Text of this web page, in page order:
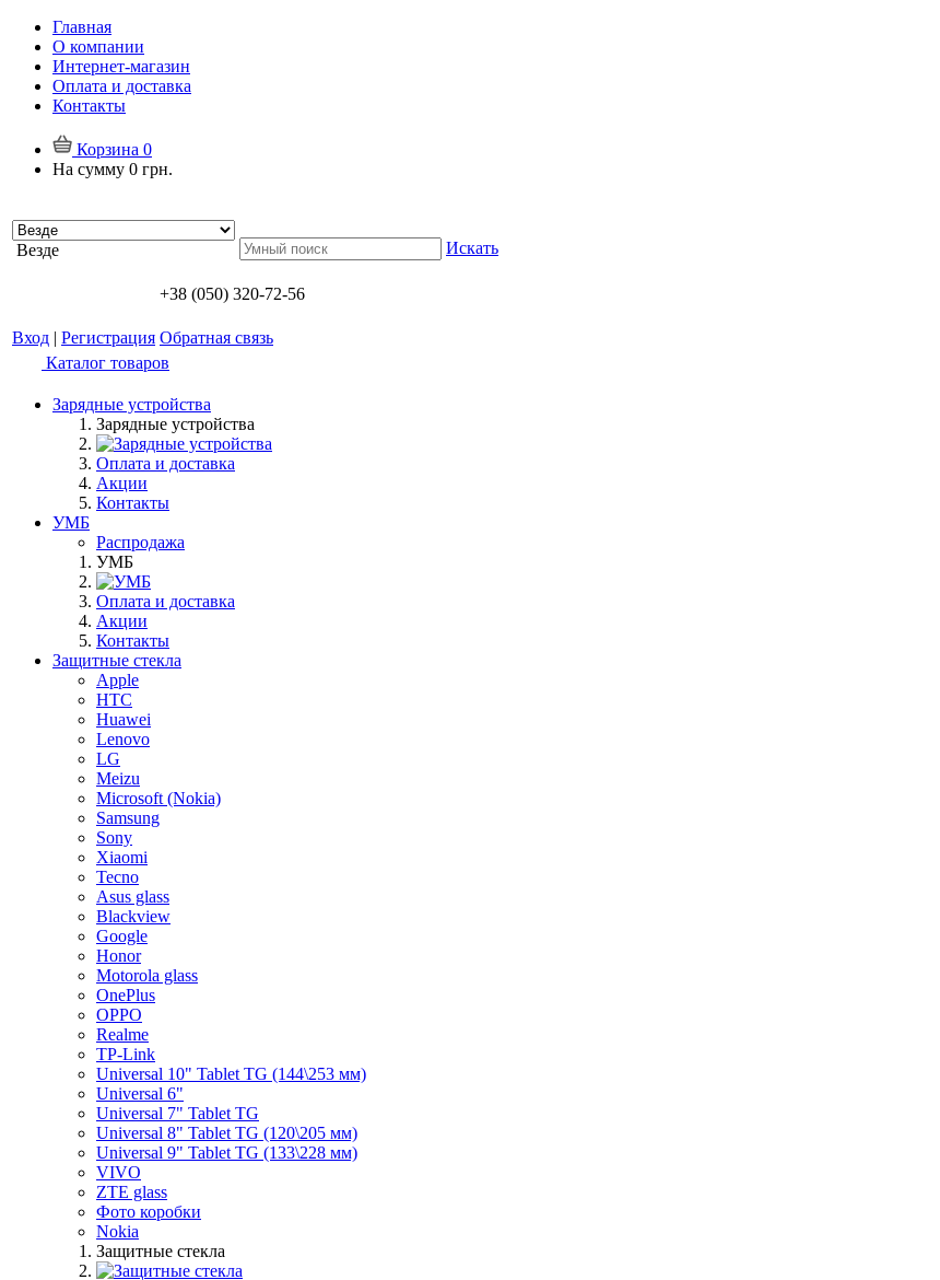
Главная
О компании
Интернет-магазин
Оплата и доставка
Контакты
Корзина 0
На сумму 0 грн.
Везде Искать
+38 (050) 320-72-56
Вход | Регистрация Обратная связь
Каталог товаров
Зарядные устройства
Зарядные устройства
Оплата и доставка
Акции
Контакты
УМБ
Распродажа
УМБ
Оплата и доставка
Акции
Контакты
Защитные стекла
Apple
HTC
Huawei
Lenovo
LG
Meizu
Microsoft (Nokia)
Samsung
Sony
Xiaomi
Tecno
Asus glass
Blackview
Google
Honor
Motorola glass
OnePlus
OPPO
Realme
TP-Link
Universal 10" Tablet TG (144\253 мм)
Universal 6"
Universal 7" Tablet TG
Universal 8" Tablet TG (120\205 мм)
Universal 9" Tablet TG (133\228 мм)
VIVO
ZTE glass
Фото коробки
Nokia
Защитные стекла